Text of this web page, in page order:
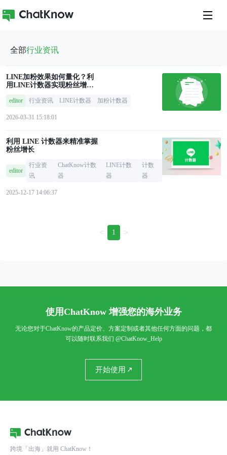
全部行业资讯
LINE加粉效果如何量化？利
用LINE计数器实现粉丝增长
editor 行业资讯 LINE计数器 加粉计数器
2026-03-31 15:18:01
利用 LINE 计数器来精准掌握
粉丝增长
editor
行业资
讯
ChatKnow计数
器
LINE计数
器
计数
器
2025-12-17 14:06:37
< 1 >
使用ChatKnow 增强您的海外业务
无论您对于ChatKnow的产品定价、方案定制或者其他任何方面的问题，都
可以随时联系我们 @ChatKnow_Help
开始使用
跨境「出海」就用 ChatKnow！